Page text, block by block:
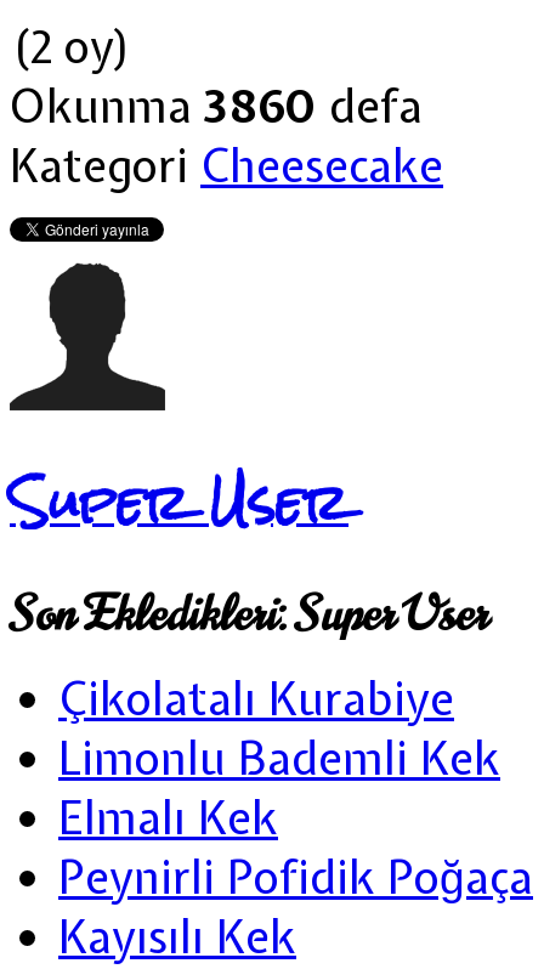
(2 oy)
Okunma 3860 defa
Kategori Cheesecake
Super User
Son Ekledikleri: Super User
Çikolatalı Kurabiye
Limonlu Bademli Kek
Elmalı Kek
Peynirli Pofidik Poğaça
Kayısılı Kek